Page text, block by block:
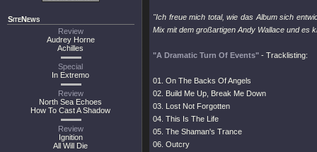
SiteNews
Review
Audrey Horne
Achilles
Special
In Extremo
Review
North Sea Echoes
How To Cast A Shadow
Review
Ignition
All Will Die
''Ich freue mich total, wie das Album sich
Mix mit dem großartigen Andy Wallace und es
"A Dramatic Turn Of Events" - Tracklisting:
01. On The Backs Of Angels
02. Build Me Up, Break Me Down
03. Lost Not Forgotten
04. This Is The Life
05. The Shaman's Trance
06. Outcry